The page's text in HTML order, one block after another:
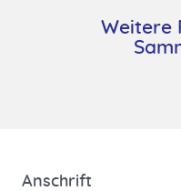
Weitere
Anschrift